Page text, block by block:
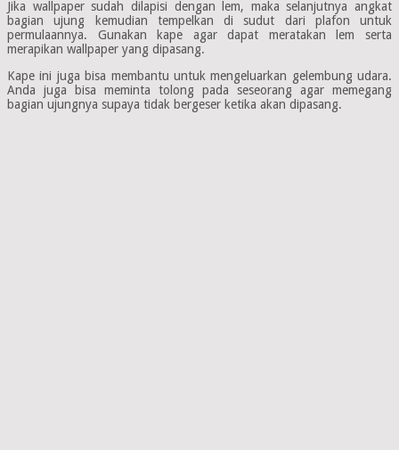
Jika wallpaper sudah dilapisi dengan lem, maka selanjutnya angkat
bagian ujung kemudian tempelkan di sudut dari plafon untuk
permulaannya. Gunakan kape agar dapat meratakan lem serta
merapikan wallpaper yang dipasang.
Kape ini juga bisa membantu untuk mengeluarkan gelembung udara.
Anda juga bisa meminta tolong pada seseorang agar memegang
bagian ujungnya supaya tidak bergeser ketika akan dipasang.